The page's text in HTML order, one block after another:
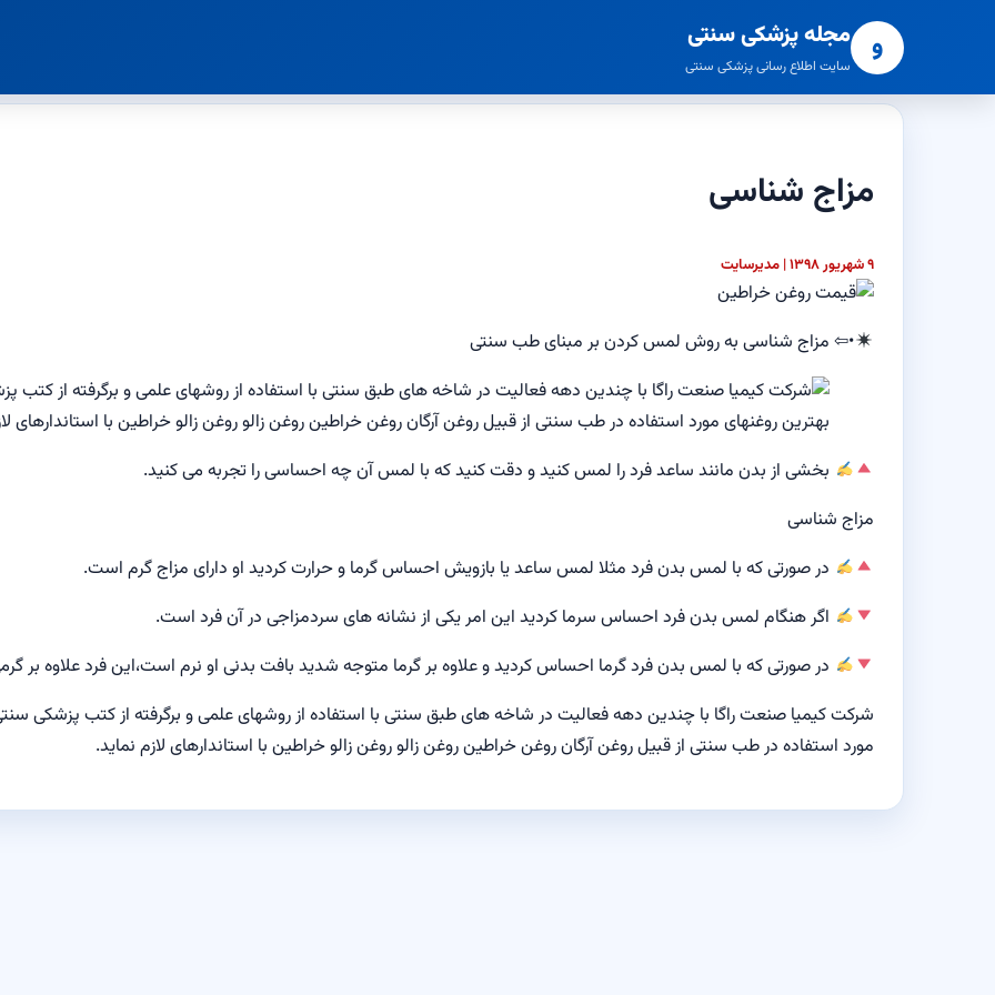
و مجله پزشکی سنتی
سایت اطلاع رسانی پزشکی سنتی
مزاج شناسی
۹ شهریور ۱۳۹۸ | مدیرسایت
•⇦ مزاج شناسی به روش لمس کردن بر مبنای طب سنتی
بخشی از بدن مانند ساعد فرد را لمس کنید و دقت کنید که با لمس آن چه احساسی را تجربه می کنید.
مزاج شناسی
در صورتی که با لمس بدن فرد مثلا لمس ساعد یا بازویش احساس گرما و حرارت کردید او دارای مزاج گرم است.
اگر هنگام لمس بدن فرد احساس سرما کردید این امر یکی از نشانه های سردمزاجی در آن فرد است.
در صورتی که با لمس بدن فرد گرما احساس کردید و علاوه بر گرما متوجه شدید بافت بدنی او نرم است،این فرد علاوه بر
شرکت کیمیا صنعت راگا با چندین دهه فعالیت در شاخه های طبق سنتی با استفاده از روشهای علمی و برگرفته از کتب پزشکی
مورد استفاده در طب سنتی از قبیل روغن آرگان روغن خراطین روغن زالو روغن زالو خراطین با استاندارهای لازم نماید.